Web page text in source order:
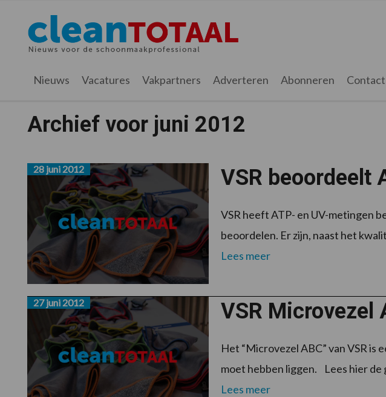
hoofdnavigatie
hoofd
inhoud
voettekst
Cleantotaal.nl
Het
laatste
voor
professionele
Nieuws Vacatures Vakpartners Adverteren Abonneren Contact
Archief voor juni 2012
VSR beoordeelt
28 juni 2012
VSR heeft ATP- en UV-metingen
beoordelen. Er zijn, naast het
Lees meer
VSR Microvezel
27 juni 2012
Het “Microvezel ABC” van VSR
moet hebben liggen. Lees hier de
Lees meer